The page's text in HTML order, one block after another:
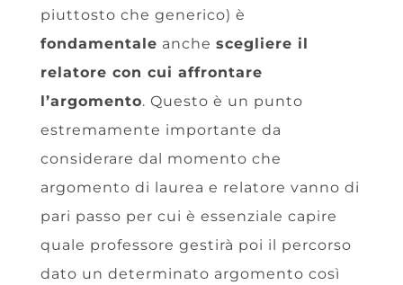
piuttosto che generico) è
fondamentale anche scegliere il
relatore con cui affrontare
l’argomento. Questo è un punto
estremamente importante da
considerare dal momento che
argomento di laurea e relatore vanno di
pari passo per cui è essenziale capire
quale professore gestirà poi il percorso
dato un determinato argomento così